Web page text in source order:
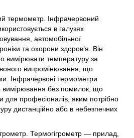
термометр. Інфрачервоний
в галузях
автомобільної
та охорони здоров’я. Він
вимірювати температуру за
випромінювання, що
Інфрачервоні термометри
вимірювання без помилок, що
для професіоналів, яким потрібно
дистанційно або в небезпечних
Термогігрометр — прилад,